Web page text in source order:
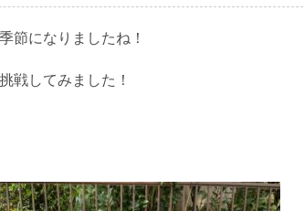
節になりましたね！
戦してみました！